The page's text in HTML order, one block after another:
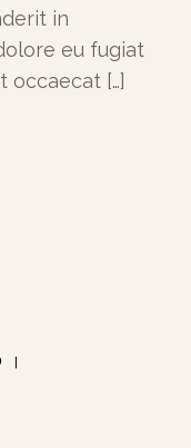
in
eu fugiat
occaecat […]